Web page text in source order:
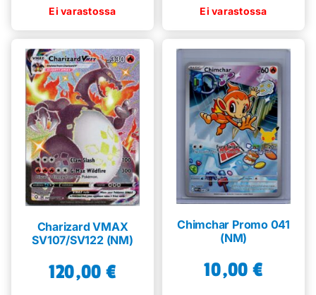
Charizard VMAX
SV107/SV122 (NM)
120,00 €
Chimchar Promo 041
(NM)
10,00 €